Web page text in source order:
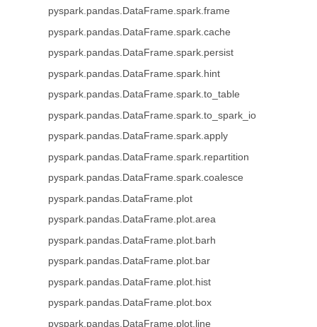
pyspark.pandas.DataFrame.spark.frame
pyspark.pandas.DataFrame.spark.cache
pyspark.pandas.DataFrame.spark.persist
pyspark.pandas.DataFrame.spark.hint
pyspark.pandas.DataFrame.spark.to_table
pyspark.pandas.DataFrame.spark.to_spark_io
pyspark.pandas.DataFrame.spark.apply
pyspark.pandas.DataFrame.spark.repartition
pyspark.pandas.DataFrame.spark.coalesce
pyspark.pandas.DataFrame.plot
pyspark.pandas.DataFrame.plot.area
pyspark.pandas.DataFrame.plot.barh
pyspark.pandas.DataFrame.plot.bar
pyspark.pandas.DataFrame.plot.hist
pyspark.pandas.DataFrame.plot.box
pyspark.pandas.DataFrame.plot.line